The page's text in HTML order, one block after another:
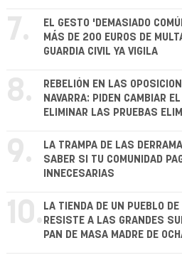
7.
EL GESTO 'DEMASIADO
MÁS DE 200 EUROS DE
GUARDIA CIVIL YA VIGILA
8.
REBELIÓN EN LAS
NAVARRA: PIDEN CAMBIAR
ELIMINAR LAS PRUEBAS
9.
LA TRAMPA DE LAS
SABER SI TU COMUNIDAD
INNECESARIAS
10. LA TIENDA DE UN PUEBLO
RESISTE A LAS GRANDES
PAN DE MASA MADRE DE